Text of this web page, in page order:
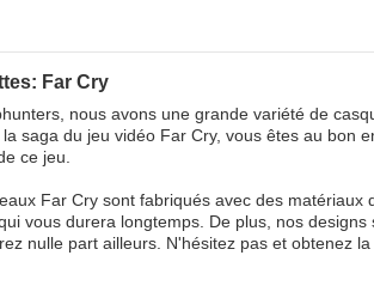
Far Cry
nous avons une grande variété de
saga du jeu vidéo Far Cry, vous êtes au bon
ce jeu.
Far Cry sont fabriqués avec des
vous durera longtemps. De plus, nos
nulle part ailleurs. N'hésitez pas et obtenez